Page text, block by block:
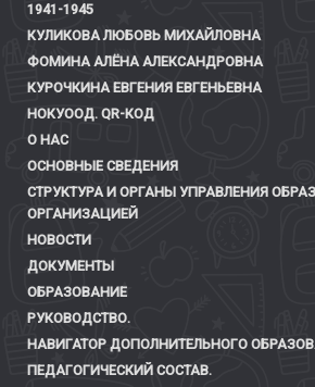
1941-1945
КУЛИКОВА ЛЮБОВЬ МИХАЙЛОВНА
ФОМИНА АЛЁНА АЛЕКСАНДРОВНА
КУРОЧКИНА ЕВГЕНИЯ ЕВГЕНЬЕВНА
НОКУООД. QR-КОД
О НАС
ОСНОВНЫЕ СВЕДЕНИЯ
СТРУКТУРА И ОРГАНЫ УПРАВЛЕНИЯ
ОРГАНИЗАЦИЕЙ
НОВОСТИ
ДОКУМЕНТЫ
ОБРАЗОВАНИЕ
РУКОВОДСТВО.
НАВИГАТОР ДОПОЛНИТЕЛЬНОГО
ПЕДАГОГИЧЕСКИЙ СОСТАВ.